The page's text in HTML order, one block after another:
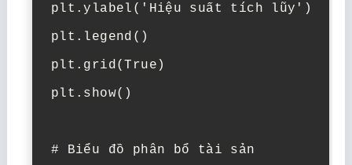
plt.ylabel('Hiệu suất tích lũy')
plt.legend()
plt.grid(True)
plt.show()
# Biểu đồ phân bổ tài sản